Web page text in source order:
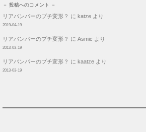
－ 投稿へのコメント －
リアバンパーのプチ変形？ に katze より
2019-04-19
リアバンパーのプチ変形？ に Asmic より
2013-03-19
リアバンパーのプチ変形？ に kaatze より
2013-03-19